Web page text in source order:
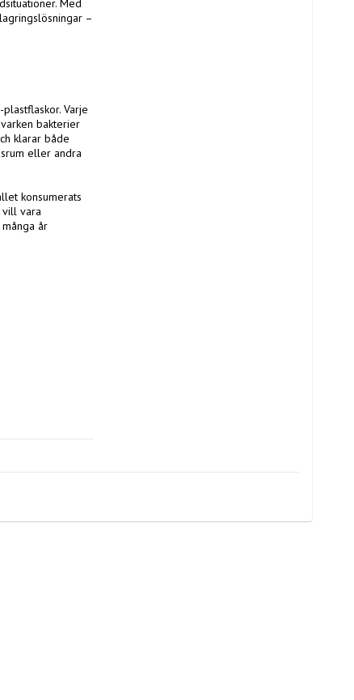
–
Varje
bakterier
klarar både
eller andra
konsumerats
vill vara
år